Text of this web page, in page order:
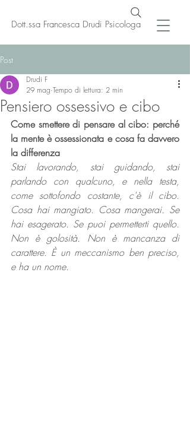
Dott.ssa Francesca Drudi Psicologa
Post
Pensiero ossessivo e cibo
Drudi F
29 mag Tempo di lettura: 2 min
Come smettere di pensare al cibo: perché
la mente è ossessionata e cosa fa davvero
la differenza
Stai lavorando, stai guidando, stai
parlando con qualcuno, e nella testa,
come sottofondo costante, c'è il cibo.
Cosa hai mangiato. Cosa mangerai. Se
hai esagerato. Se puoi permetterti quello.
Non è golosità. Non è mancanza di
carattere. È un meccanismo ben preciso,
e ha un nome.